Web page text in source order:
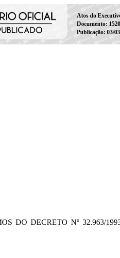
Atos do
Documento:
Publicação: 03/
DO DECRETO Nº 32.963/